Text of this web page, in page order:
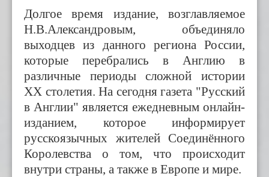
Долгое время издание, возглавляемое
Н.В.Александровым, объединяло
выходцев из данного региона России,
которые перебрались в Англию в
различные периоды сложной истории
XX столетия. На сегодня газета "Русский
в Англии" является ежедневным онлайн-
изданием, которое информирует
русскоязычных жителей Соединённого
Королевства о том, что происходит
внутри страны, а также в Европе и мире.